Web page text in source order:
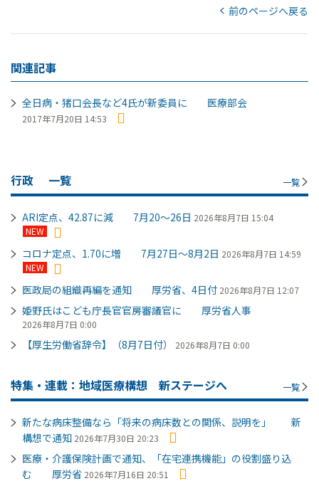
前のページへ戻る
関連記事
全日病・猪口会長など4氏が新委員に 医療部会
2017年7月20日 14:53
行政 一覧 一覧
ARI定点、42.87に減 7月20～26日 2026年8月7日 15:04
NEW
コロナ定点、1.70に増 7月27日～8月2日 2026年8月7日 14:59
NEW
医政局の組織再編を通知 厚労省、4日付 2026年8月7日 12:07
姫野氏はこども庁長官官房審議官に 厚労省人事
2026年8月7日 0:00
【厚生労働省辞令】（8月7日付） 2026年8月7日 0:00
特集・連載：地域医療構想 新ステージへ 一覧
新たな病床整備なら「将来の病床数との関係、説明を」 新
構想で通知 2026年7月30日 20:23
医療・介護保険計画で通知、「在宅連携機能」の役割盛り込
む 厚労省 2026年7月16日 20:51